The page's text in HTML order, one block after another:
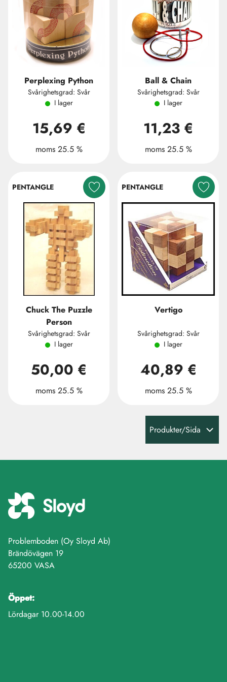
Perplexing Python
Svårighetsgrad: Svår
I lager
15,69 €
moms 25.5 %
Ball & Chain
Svårighetsgrad: Svår
I lager
11,23 €
moms 25.5 %
PENTANGLE
Chuck The Puzzle
Person
Svårighetsgrad: Svår
I lager
50,00 €
moms 25.5 %
PENTANGLE
Vertigo
Svårighetsgrad: Svår
I lager
40,89 €
moms 25.5 %
Produkter/Sida
Problemboden (Oy Sloyd Ab)
Brändövägen 19
65200 VASA
Öppet:
Lördagar 10.00-14.00